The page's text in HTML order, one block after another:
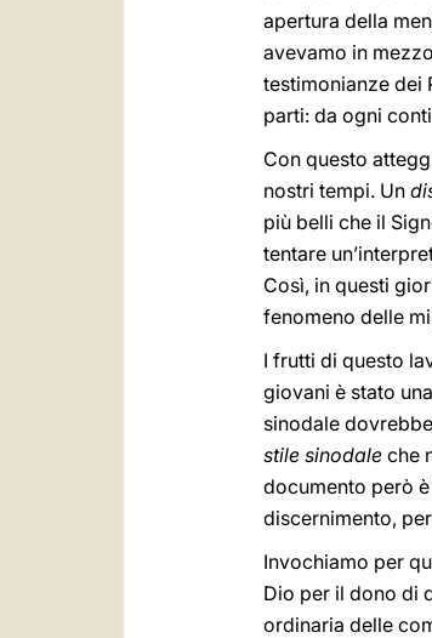
apertura della
avevamo in
testimonianze dei
parti: da ogni
Con questo
nostri tempi. Un
più belli che il
tentare
Così, in questi
fenomeno delle
I frutti di questo
giovani è stato
sinodale
stile sinodale che
documento però
discernimento,
Invochiamo per
Dio per il dono di
ordinaria delle